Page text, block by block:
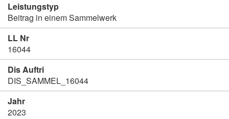
Leistungstyp
Beitrag in einem Sammelwerk
LL Nr
16044
Dis Auftri
DIS_SAMMEL_16044
Jahr
2023